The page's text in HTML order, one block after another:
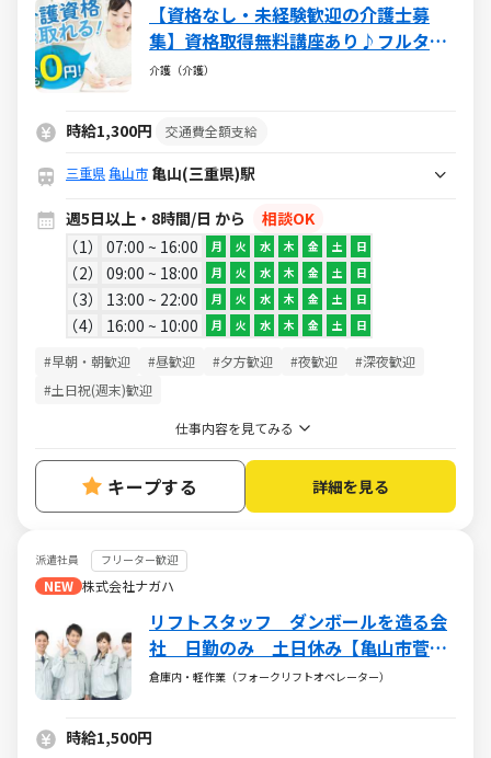
【資格なし・未経験歓迎の介護士募
集】資格取得無料講座あり♪フルタイ
ムで稼げる♪
介護（介護）
時給1,300円 交通費全額支給
三重県亀山市 亀山(三重県)駅
週5日以上・8時間/日 から
相談OK
1
07:00 ~ 16:00 月 火 水 木 金 土 日
2 09:00 ~ 18:00 月 火 水 木 金 土 日
3 13:00 ~ 22:00 月 火 水 木 金 土 日
4 16:00 ~ 10:00 月 火 水 木 金 土 日
#早朝・朝歓迎 #昼歓迎 #夕方歓迎 #夜歓迎
#深夜歓迎
#土日祝(週末)歓迎
仕事内容を見てみる
キープする 詳細を見る
派遣社員 フリーター歓迎
NEW 株式会社ナガハ
リフトスタッフ ダンボールを造る会
社 日勤のみ 土日休み【亀山市菅内
町】No411251
倉庫内・軽作業（フォークリフトオペレーター）
時給1,500円